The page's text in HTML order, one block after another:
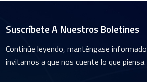
Suscríbete A Nuestros Boletines
Continúe leyendo, manténgase
invitamos a que nos cuente lo que piensa.